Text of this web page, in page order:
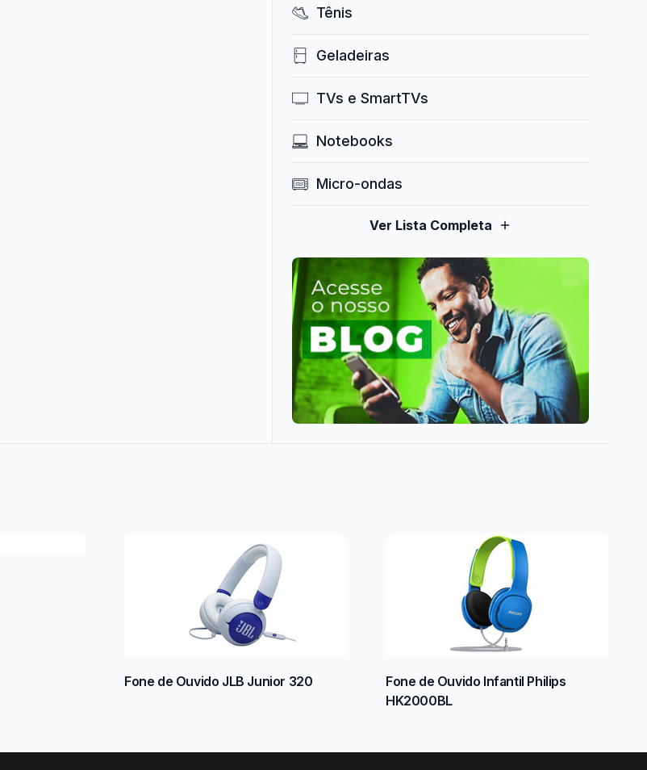
Tênis
Geladeiras
TVs e SmartTVs
Notebooks
Micro-ondas
Ver Lista Completa
Fone de Ouvido JLB Junior 320
Fone de Ouvido Infantil Philips
HK2000BL